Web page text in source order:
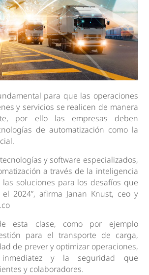
para que las operaciones
y servicios se realicen de manera
por ello las empresas deben
de automatización como la
y software especializados,
a través de la inteligencia
las soluciones para los desafíos que
2024”, afirma Janan Knust, ceo y
esta clase, como por ejemplo
para el transporte de carga,
de prever y optimizar operaciones,
y la seguridad que
y colaboradores.